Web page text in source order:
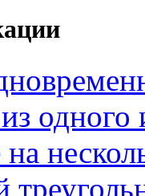
одного